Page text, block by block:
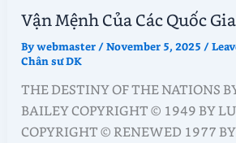
–
Chương
5-
Vận Mệnh Của Các Quốc
Bywebmaster /November 5, 2025 /
Chân sư DK
THE DESTINY OF THE NATIONS
BAILEY COPYRIGHT © 1949 BY
COPYRIGHT © RENEWED 1977 BY